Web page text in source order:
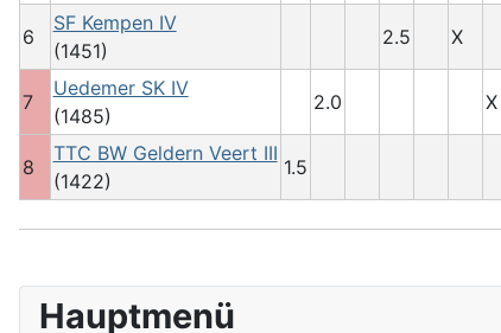
6
SF Kempen IV
(1451)
2.5 X
7
Uedemer SK IV
(1485)
2.0 X
8
TTC BW Geldern Veert III
(1422)
1.5
Hauptmenü